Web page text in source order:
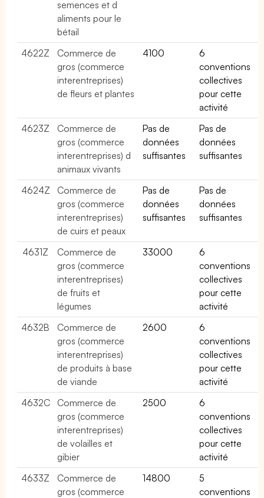
semences et d
aliments pour le
bétail
4622Z
Commerce de
gros (commerce
interentreprises)
de fleurs et plantes
4100
6
conventions
collectives
pour cette
activité
4623Z
Commerce de
gros (commerce
interentreprises) d
animaux vivants
Pas de
données
suffisantes
Pas de
données
suffisantes
4624Z
Commerce de
gros (commerce
interentreprises)
de cuirs et peaux
Pas de
données
suffisantes
Pas de
données
suffisantes
4631Z
Commerce de
gros (commerce
interentreprises)
de fruits et
légumes
33000
6
conventions
collectives
pour cette
activité
4632B
Commerce de
gros (commerce
interentreprises)
de produits à base
de viande
2600
6
conventions
collectives
pour cette
activité
4632C
Commerce de
gros (commerce
interentreprises)
de volailles et
gibier
2500
6
conventions
collectives
pour cette
activité
4633Z
Commerce de
gros (commerce
14800
5
conventions